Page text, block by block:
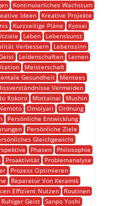
Kontinuierliches Wachstum
Ideen
Kreative Projekte
Kurzzeitige Pläne
Kyosei
Leben
Lebenskunst
Verbessern
Lebenssinn
Leidenschaften
Lernen
Meisterschaft
Gesundheit
Mentees
Vermeiden
Kokoro Mottainai
Mushin
Omoiyari
Ordnung
Persönliche Entwicklung
Persönliche Ziele
Gleichgewicht
Phasen
Philosophie
Proaktivität
Problemanalyse
Prozess Optimieren
Reparatur Von Keramik
Effizient Nutzen
Routinen
Ruhiger Geist Sanpo Yoshi